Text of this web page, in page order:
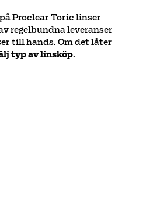
Proclear Toric linser
regelbundna leveranser
till hands. Om det låter
typ av linsköp.